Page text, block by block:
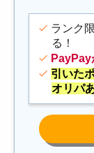
ランク
る！
PayPay
引いた
オリパ